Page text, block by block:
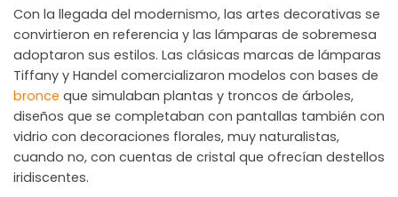
Con la llegada del modernismo, las artes decorativas se
convirtieron en referencia y las lámparas de sobremesa
adoptaron sus estilos. Las clásicas marcas de lámparas
Tiffany y Handel comercializaron modelos con bases de
bronce que simulaban plantas y troncos de árboles,
diseños que se completaban con pantallas también con
vidrio con decoraciones florales, muy naturalistas,
cuando no, con cuentas de cristal que ofrecían destellos
iridiscentes.